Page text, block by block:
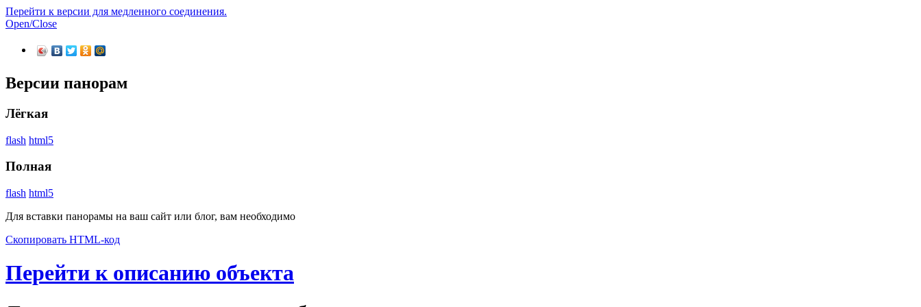
Перейти к версии для медленного соединения.
Open/Close
Версии панорам
Лёгкая
flash html5
Полная
flash html5
Для вставки панорамы на ваш сайт или блог, вам необходимо
Скопировать HTML-код
Перейти к описанию объекта